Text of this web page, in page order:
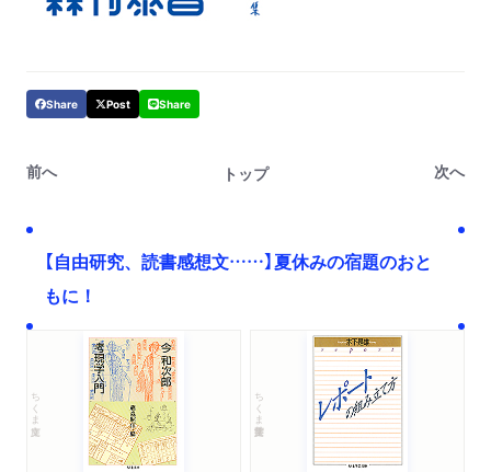
Share Post Share
前へ トップ 次へ
【自由研究、読書感想文……】夏休みの宿題のおと
もに！
ちくま文庫 ちくま学芸文庫